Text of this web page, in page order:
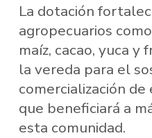
La dotación
agropecuarios
maíz, cacao, yuca
la vereda para el
comercialización
que beneficiará a
esta comunidad.